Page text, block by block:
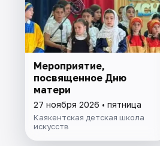
Мероприятие,
посвященное Дню
матери
27 ноября 2026 • пятница
Каякентская детская школа
искусств